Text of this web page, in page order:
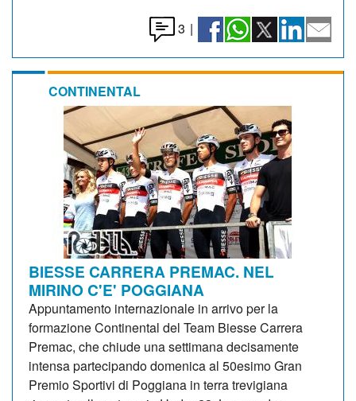
3 |
CONTINENTAL
BIESSE CARRERA PREMAC. NEL
MIRINO C'E' POGGIANA
Appuntamento internazionale in arrivo per la
formazione Continental del Team Biesse Carrera
Premac, che chiude una settimana decisamente
intensa partecipando domenica al 50esimo Gran
Premio Sportivi di Poggiana in terra trevigiana